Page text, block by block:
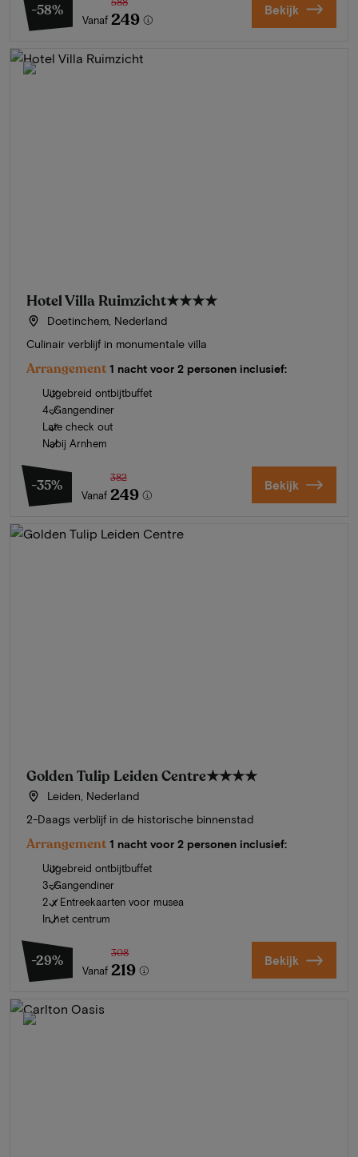
-58%
Vanaf 249 Bekijk
Hotel Villa Ruimzicht★★★★
Doetinchem, Nederland
Culinair verblijf in monumentale villa
Arrangement 1 nacht voor 2 personen inclusief:
Uitgebreid ontbijtbuffet
4-Gangendiner
Late check out
Nabij Arnhem
-35%
Vanaf
382
249 Bekijk
Golden Tulip Leiden Centre★★★★
Leiden, Nederland
2-Daags verblijf in de historische binnenstad
Arrangement 1 nacht voor 2 personen inclusief:
Uitgebreid ontbijtbuffet
3-Gangendiner
2 x Entreekaarten voor musea
In het centrum
-29%
Vanaf
308
219 Bekijk